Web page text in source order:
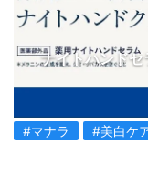
ナイトハンドセ
#マナラ #美白ケ